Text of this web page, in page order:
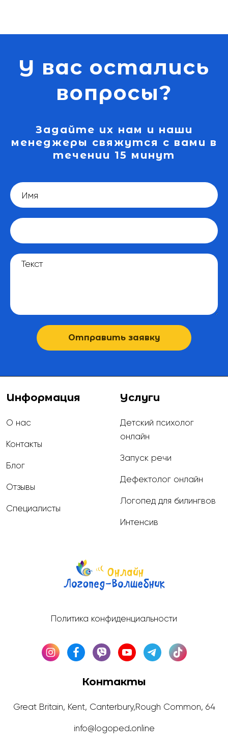
У вас остались
вопросы?
Задайте их нам и наши
менеджеры свяжутся с вами в
течении 15 минут
Отправить заявку
Политика конфиденциальности
Информация
О нас
Контакты
Блог
Отзывы
Специалисты
Услуги
Детский психолог
онлайн
Запуск речи
Дефектолог онлайн
Логопед для билингвов
Интенсив
Контакты
Great Britain, Kent, Canterbury,Rough Common, 64
info@logoped.online